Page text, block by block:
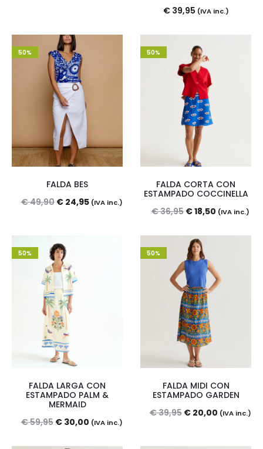
era:
€ 29,95.
€39,95 (IVA inc.)
50%
FALDA BES
€49,90 El
era:
€ 49,90.
€24,95El(IVA inc.)
50%
FALDA CORTA CON
ESTAMPADO COCCINELLA
€36,95 El
original
era:
€ 36,95.
€18,50El
€ 18,50.
(IVA inc.)
50%
FALDA LARGA CON
ESTAMPADO PALM &
MERMAID
€59,95 El
€30,00El(IVA inc.)
50%
FALDA MIDI CON
ESTAMPADO GARDEN
€39,95 El
€20,00El(IVA inc.)